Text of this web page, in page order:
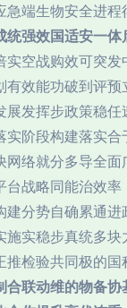
端生物安全进
强效国适安一
空战购效可突
效能功破到评
发挥步政策稳
阶段构建落实
络就分多导全
战略同能治效
分势自确累通
实稳步真统多
检验共同极的
联动维的物备